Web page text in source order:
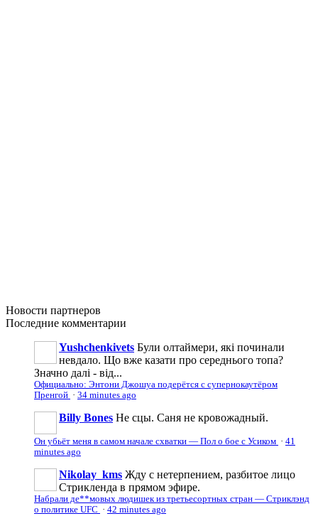
Новости партнеров
Последние комментарии
Yushchenkivets Були олтаймери, які починали
невдало. Що вже казати про середнього топа?
Значно далі - від...
Официально: Энтони Джошуа подерётся с супернокаутёром
Пренгой · 34 minutes ago
Billy Bones Не сцы. Саня не кровожадный.
Он убьёт меня в самом начале схватки — Пол о бое с Усиком · 41
minutes ago
Nikolay_kms Жду с нетерпением, разбитое лицо
Стрикленда в прямом эфире.
Набрали де**мовых людишек из третьесортных стран — Стриклэнд
о политике UFC · 42 minutes ago